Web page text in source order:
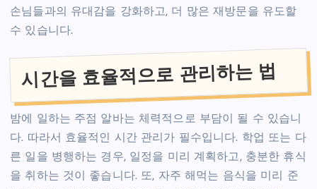
손님들과의 유대감을 강화하고, 더 많은 재방문을 유도할
수 있습니다.
시간을 효율적으로 관리하는 법
밤에 일하는 주점 알바는 체력적으로 부담이 될 수 있습니
다. 따라서 효율적인 시간 관리가 필수입니다. 학업 또는 다
른 일을 병행하는 경우, 일정을 미리 계획하고, 충분한 휴식
을 취하는 것이 좋습니다. 또, 자주 해먹는 음식을 미리 준